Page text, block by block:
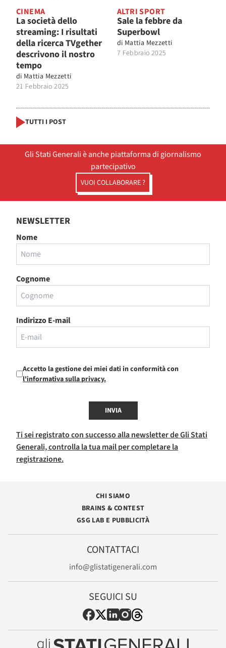
CINEMA
La società dello
streaming: I risultati
della ricerca TVgether
descrivono il nostro
tempo
di Mattia Mezzetti
21 Febbraio 2025
ALTRI SPORT
Sale la febbre da
Superbowl
di Mattia Mezzetti
7 Febbraio 2025
TUTTI I POST
Gli Stati Generali è anche piattaforma di giornalismo
partecipativo
VUOI COLLABORARE ?
NEWSLETTER
Nome
Cognome
Indirizzo E-mail
Accetto la gestione dei miei dati in conformità con
l'informativa sulla privacy.
INVIA
Ti sei registrato con successo alla newsletter de Gli Stati
Generali, controlla la tua mail per completare la
registrazione.
CHI SIAMO
BRAINS & CONTEST
GSG LAB E PUBBLICITÀ
CONTATTACI
info@glistatigenerali.com
SEGUICI SU